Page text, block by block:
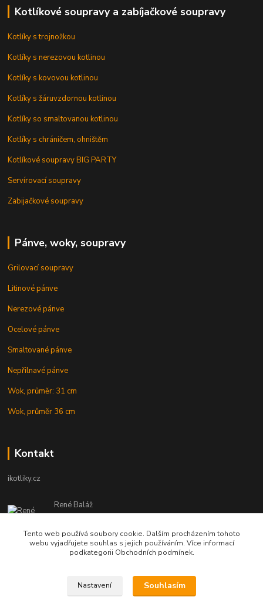
Kotlíkové soupravy a zabíjačkové soupravy
Kotlíky s trojnožkou
Kotlíky s nerezovou kotlinou
Kotlíky s kovovou kotlinou
Kotlíky s žáruvzdornou kotlinou
Kotlíky so smaltovanou kotlinou
Kotlíky s chráničem, ohništěm
Kotlíkové soupravy BIG PARTY
Servírovací soupravy
Zabijačkové soupravy
Pánve, woky, soupravy
Grilovací soupravy
Litinové pánve
Nerezové pánve
Ocelové pánve
Smaltované pánve
Nepřilnavé pánve
Wok, průměr: 31 cm
Wok, průměr 36 cm
Kontakt
ikotliky.cz
René Baláž
Eshop: +421 902 212 007
od 8:00 - do 16:00 hod
info@ikotliky.cz
Tento web používá soubory cookie. Dalším procházením tohoto
webu vyjadřujete souhlas s jejich používáním. Více informací
podkategorii Obchodních podmínek.
Nastavení Souhlasím